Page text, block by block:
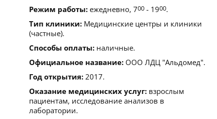
Режим работы: ежедневно, 700 - 1900.
Тип клиники: Медицинские центры и клиники
(частные).
Способы оплаты: наличные.
Официальное название: ООО ЛДЦ "Альдомед".
Год открытия: 2017.
Оказание медицинских услуг: взрослым
пациентам, исследование анализов в
лаборатории.